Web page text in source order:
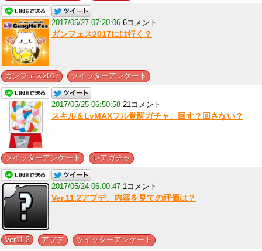
2017/05/27 07:20:06 6コメント
ガンフェス2017には行く？
ガンフェス2017 ツイッターアンケート
2017/05/25 06:50:58 21コメント
スキル＆LvMAXフル覚醒ガチャ、回す？回さない？
ツイッターアンケート レアガチャ
2017/05/24 06:00:47 1コメント
Ver.11.2アプデ、内容を見ての評価は？
Ver11.2 アプデ ツイッターアンケート